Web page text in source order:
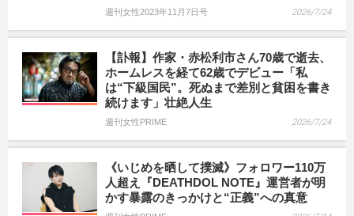
週刊女性2023年11月7日号 2026/7/24
【訃報】作家・赤松利市さん70歳で逝去、
ホームレスを経て62歳でデビュー「私
は“下級国民”。死ぬまで差別と貧困を書き
続けます」壮絶人生
週刊女性PRIME 2026/7/24
《いじめを晒して撲滅》フォロワー110万
人超え『DEATHDOL NOTE』運営者が明
かす暴露のきっかけと“正義”への真意